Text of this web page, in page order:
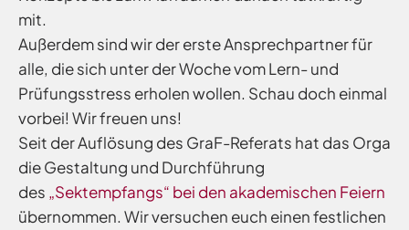
mit.
Außerdem sind wir der erste Ansprechpartner für
alle, die sich unter der Woche vom Lern- und
Prüfungsstress erholen wollen. Schau doch einmal
vorbei! Wir freuen uns!
Seit der Auflösung des GraF-Referats hat das Orga
die Gestaltung und Durchführung
des „Sektempfangs“ bei den akademischen Feiern
übernommen. Wir versuchen euch einen festlichen